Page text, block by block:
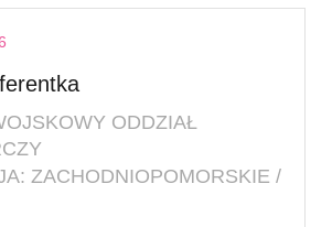
ODDZIAŁ
ZACHODNIOPOMORSKIE /